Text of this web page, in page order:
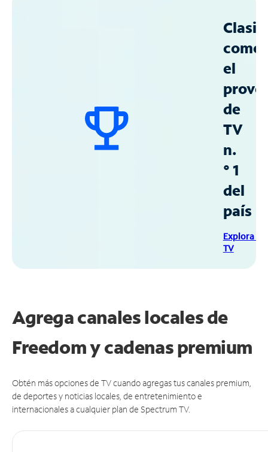
como
el
de
TV
n.
° 1
del
país
Explora
TV
Agrega canales locales de
Freedom y cadenas premium
Obtén más opciones de TV cuando agregas tus canales premium,
de deportes y noticias locales, de entretenimiento e
internacionales a cualquier plan de Spectrum TV.